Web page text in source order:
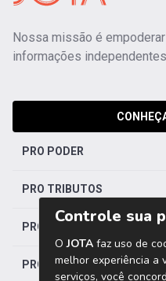
Nossa missão é
informações
PRO PODER
PRO TRIBUTOS
PRO TRABALHISTA
PRO SAÚDE